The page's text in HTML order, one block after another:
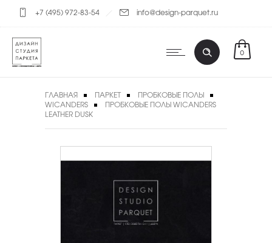
+7 (495) 972-83-54 info@design-parquet.ru
0
ГЛАВНАЯ ПАРКЕТ
ПРОБКОВЫЕ ПОЛЫ
WICANDERS
ПРОБКОВЫЕ ПОЛЫ WICANDERS
LEATHER DUSK